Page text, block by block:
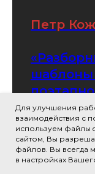
Петр
шаблоны
Для улучшения
взаимодействия с
используем файлы
сайтом, Вы
файлов. Вы всегда
в настройках